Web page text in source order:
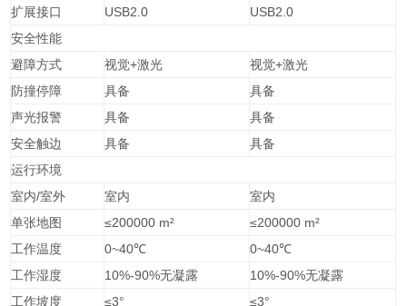
扩展接口
USB2.0
USB2.0
安全性能
避障方式
视觉+激光
视觉+激光
防撞停障
具备
具备
声光报警
具备
具备
安全触边
具备
具备
运行环境
室内/室外
室内
室内
单张地图
≤200000 m²
≤200000 m²
工作温度
0~40℃
0~40℃
工作湿度
10%-90%无凝露
10%-90%无凝露
工作坡度
≤3°
≤3°